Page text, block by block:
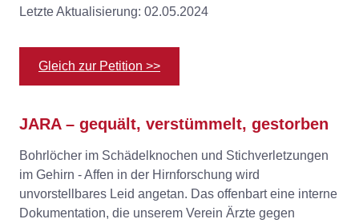
Letzte Aktualisierung: 02.05.2024
Gleich zur Petition >>
JARA – gequält, verstümmelt, gestorben
Bohrlöcher im Schädelknochen und Stichverletzungen
im Gehirn - Affen in der Hirnforschung wird
unvorstellbares Leid angetan. Das offenbart eine interne
Dokumentation, die unserem Verein Ärzte gegen